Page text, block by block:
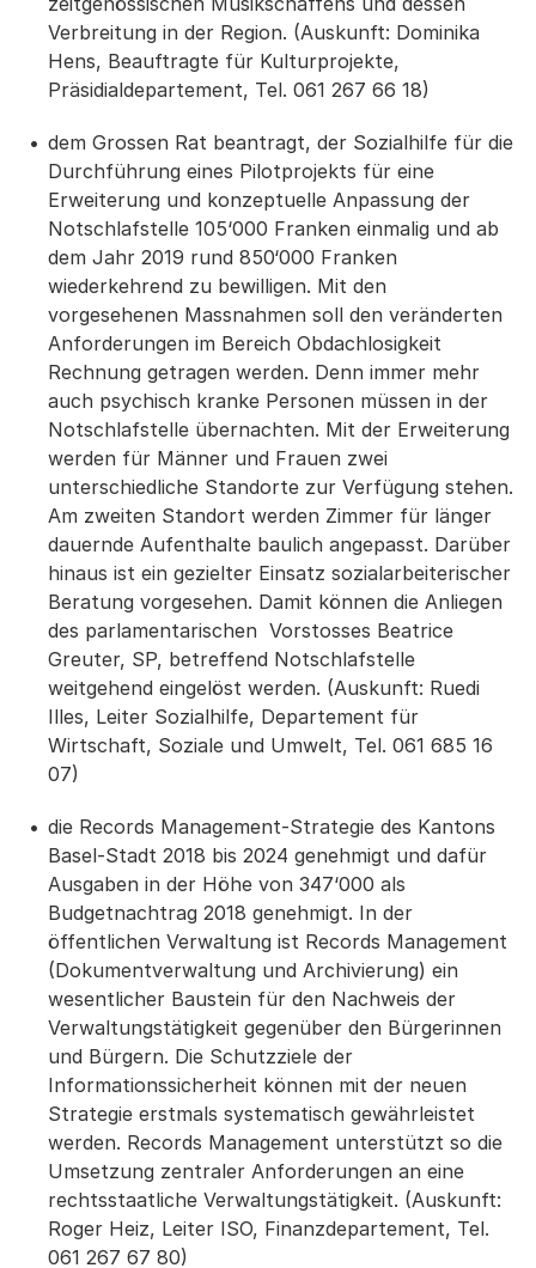
Verbreitung in der Region. (Auskunft: Dominika
Hens, Beauftragte für Kulturprojekte,
Präsidialdepartement, Tel. 061 267 66 18)
dem Grossen Rat beantragt, der Sozialhilfe für die
Durchführung eines Pilotprojekts für eine
Erweiterung und konzeptuelle Anpassung der
Notschlafstelle 105‘000 Franken einmalig und ab
dem Jahr 2019 rund 850‘000 Franken
wiederkehrend zu bewilligen. Mit den
vorgesehenen Massnahmen soll den veränderten
Anforderungen im Bereich Obdachlosigkeit
Rechnung getragen werden. Denn immer mehr
auch psychisch kranke Personen müssen in der
Notschlafstelle übernachten. Mit der Erweiterung
werden für Männer und Frauen zwei
unterschiedliche Standorte zur Verfügung stehen.
Am zweiten Standort werden Zimmer für länger
dauernde Aufenthalte baulich angepasst. Darüber
hinaus ist ein gezielter Einsatz sozialarbeiterischer
Beratung vorgesehen. Damit können die Anliegen
des parlamentarischen Vorstosses Beatrice
Greuter, SP, betreffend Notschlafstelle
weitgehend eingelöst werden. (Auskunft: Ruedi
Illes, Leiter Sozialhilfe, Departement für
Wirtschaft, Soziale und Umwelt, Tel. 061 685 16
07)
die Records Management-Strategie des Kantons
Basel-Stadt 2018 bis 2024 genehmigt und dafür
Ausgaben in der Höhe von 347‘000 als
Budgetnachtrag 2018 genehmigt. In der
öffentlichen Verwaltung ist Records Management
(Dokumentverwaltung und Archivierung) ein
wesentlicher Baustein für den Nachweis der
Verwaltungstätigkeit gegenüber den Bürgerinnen
und Bürgern. Die Schutzziele der
Informationssicherheit können mit der neuen
Strategie erstmals systematisch gewährleistet
werden. Records Management unterstützt so die
Umsetzung zentraler Anforderungen an eine
rechtsstaatliche Verwaltungstätigkeit. (Auskunft:
Roger Heiz, Leiter ISO, Finanzdepartement, Tel.
061 267 67 80)